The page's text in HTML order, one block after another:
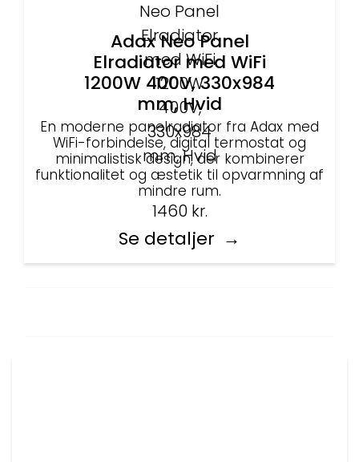
Adax Neo Panel
Elradiator med WiFi
1200W 400V, 330x984
mm, Hvid
En moderne panelradiator fra Adax med
WiFi-forbindelse, digital termostat og
minimalistisk design, der kombinerer
funktionalitet og æstetik til opvarmning af
mindre rum.
1460 kr.
Se detaljer